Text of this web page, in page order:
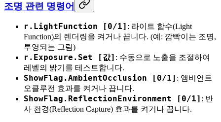
조명 관련 명령어
r.LightFunction [0/1] : 라이트 함수(Light
Function)의 렌더링을 켜거나 끕니다. (예: 깜빡이는 조명,
투영되는 그림)
r.Exposure.Set [값] : 수동으로 노출을 조절하여
레벨의 밝기를 테스트합니다.
ShowFlag.AmbientOcclusion [0/1] : 앰비언트
오클루전 효과를 켜거나 끕니다.
ShowFlag.ReflectionEnvironment [0/1] : 반
사 환경(Reflection Capture) 효과를 켜거나 끕니다.